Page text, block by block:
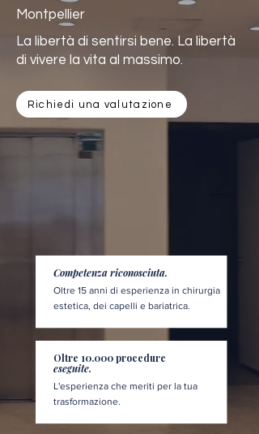
Montpellier
La libertà di sentirsi bene. La libertà
di vivere la vita al massimo.
Richiedi una valutazione
Competenza riconosciuta.
Oltre 15 anni di esperienza in chirurgia
estetica, dei capelli e bariatrica.
Oltre 10.000 procedure
eseguite.
L'esperienza che meriti per la tua
trasformazione.